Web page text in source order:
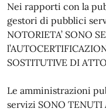
Nei rapporti con la
gestori di pubblici
NOTORIETA’ SONO
SOSTITUTIVE DI
Le amministrazioni
servizi SONO TENUTI